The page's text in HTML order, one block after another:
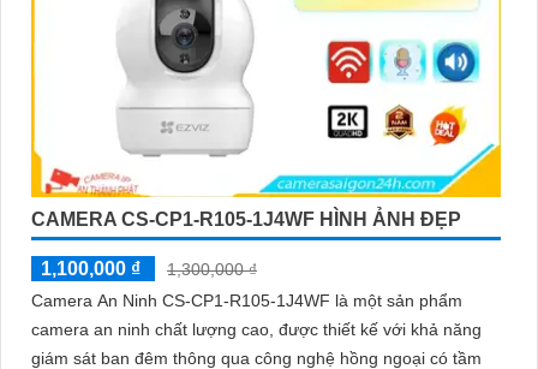
CAMERA CS-CP1-R105-1J4WF HÌNH ẢNH ĐẸP
1,100,000 ₫
1,300,000 ₫
Camera An Ninh CS-CP1-R105-1J4WF là một sản phẩm
camera an ninh chất lượng cao, được thiết kế với khả năng
giám sát ban đêm thông qua công nghệ hồng ngoại có tầm